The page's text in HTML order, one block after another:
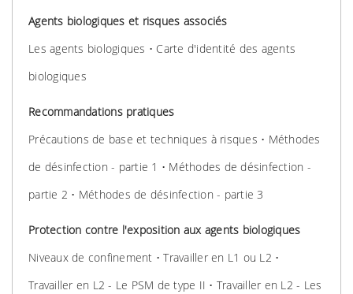
Agents biologiques et risques associés
Les agents biologiques • Carte d'identité des agents
biologiques
Recommandations pratiques
Précautions de base et techniques à risques • Méthodes
de désinfection - partie 1 • Méthodes de désinfection -
partie 2 • Méthodes de désinfection - partie 3
Protection contre l'exposition aux agents biologiques
Niveaux de confinement • Travailler en L1 ou L2 •
Travailler en L2 - Le PSM de type II • Travailler en L2 - Les